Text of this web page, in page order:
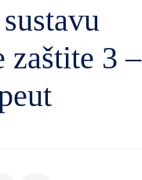
zaštite 3 –